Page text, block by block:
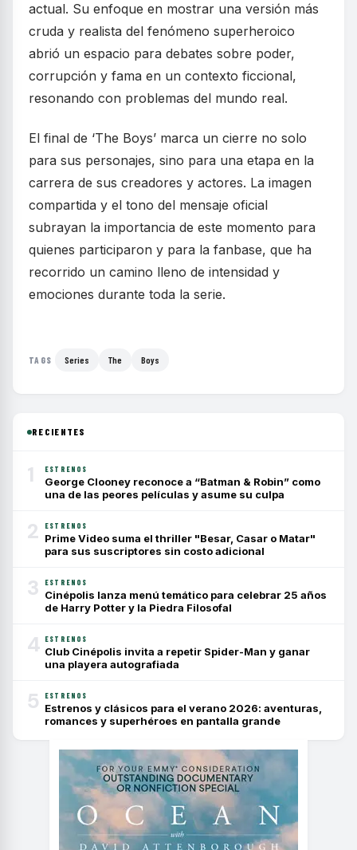
actual. Su enfoque en mostrar una versión más
cruda y realista del fenómeno superheroico
abrió un espacio para debates sobre poder,
corrupción y fama en un contexto ficcional,
resonando con problemas del mundo real.
El final de ‘The Boys’ marca un cierre no solo
para sus personajes, sino para una etapa en la
carrera de sus creadores y actores. La imagen
compartida y el tono del mensaje oficial
subrayan la importancia de este momento para
quienes participaron y para la fanbase, que ha
recorrido un camino lleno de intensidad y
emociones durante toda la serie.
TAGS Series The Boys
RECIENTES
1 ESTRENOS
George Clooney reconoce a “Batman & Robin” como
una de las peores películas y asume su culpa
2 ESTRENOS
Prime Video suma el thriller "Besar, Casar o Matar"
para sus suscriptores sin costo adicional
3 ESTRENOS
Cinépolis lanza menú temático para celebrar 25 años
de Harry Potter y la Piedra Filosofal
4 ESTRENOS
Club Cinépolis invita a repetir Spider-Man y ganar
una playera autografiada
5 ESTRENOS
Estrenos y clásicos para el verano 2026: aventuras,
romances y superhéroes en pantalla grande